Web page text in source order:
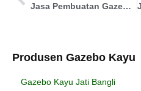
Jasa Pembuatan Gazebo Langkat
Produsen Gazebo Kayu
Gazebo Kayu Jati Bangli